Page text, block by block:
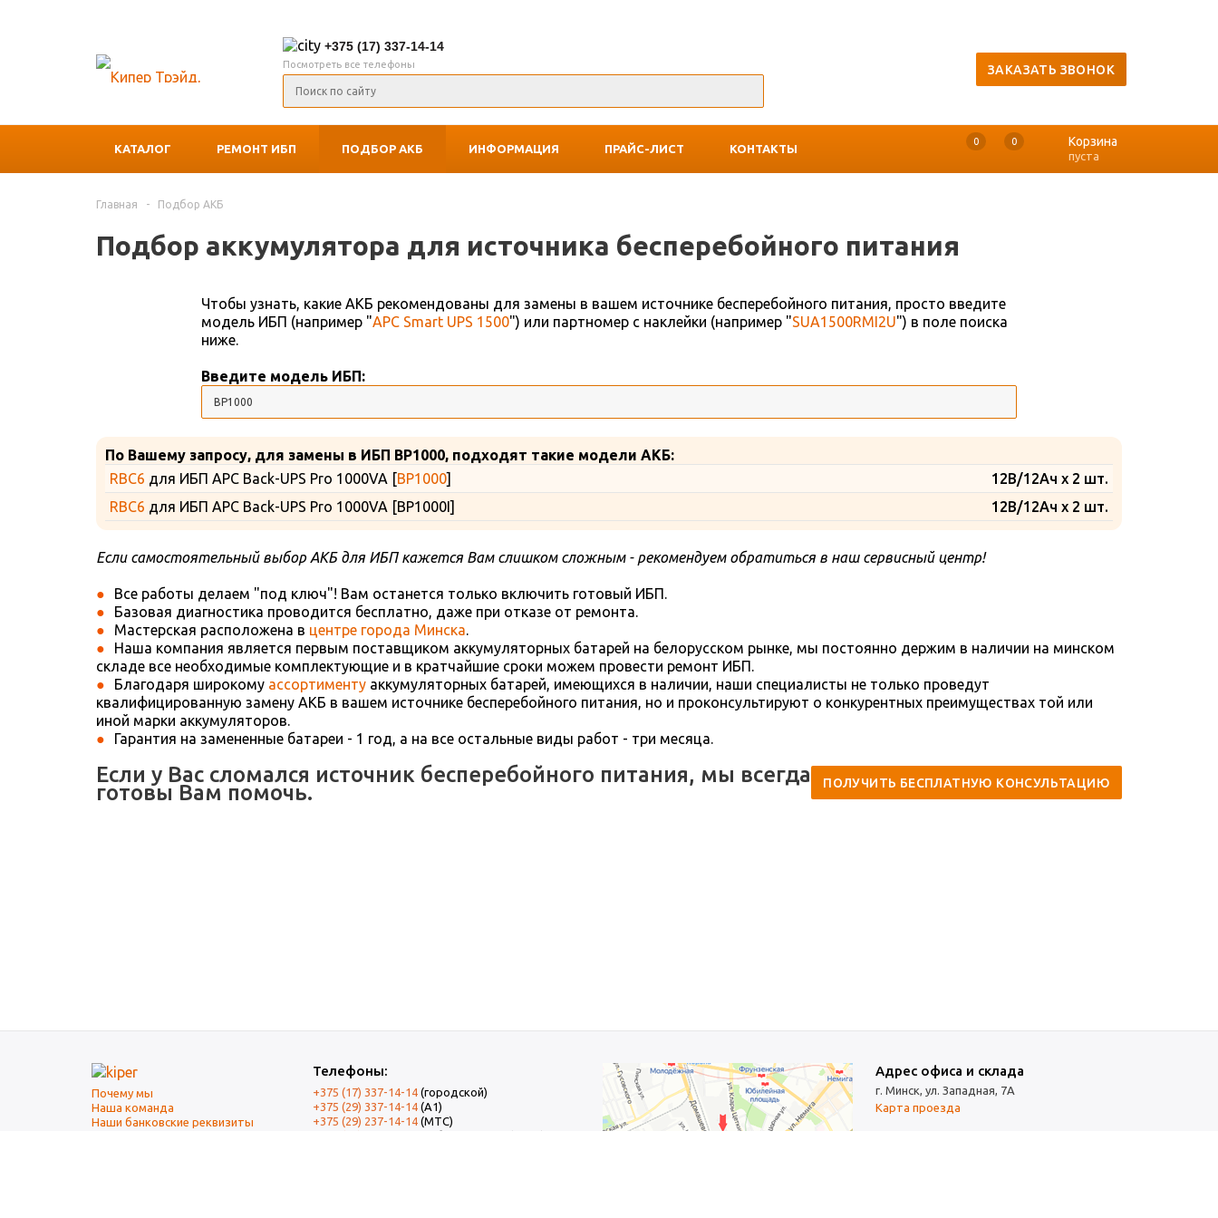
+375 (17) 337-14-14
Посмотреть все телефоны ЗАКАЗАТЬ ЗВОНОК
КАТАЛОГ РЕМОНТ ИБП ПОДБОР АКБ ИНФОРМАЦИЯ ПРАЙС-ЛИСТ КОНТАКТЫ
0 0 Корзина
пуста
Главная - Подбор АКБ
Подбор аккумулятора для источника беcперебойного питания
Чтобы узнать, какие АКБ рекомендованы для замены в вашем источнике бесперебойного питания, просто введите
модель ИБП (например "APC Smart UPS 1500") или партномер с наклейки (например "SUA1500RMI2U") в поле поиска
ниже.
Введите модель ИБП:
По Вашему запросу, для замены в ИБП BP1000, подходят такие модели АКБ:
12В/12Ач x 2 шт.
RBC6 для ИБП APC Back-UPS Pro 1000VA [BP1000]
12В/12Ач x 2 шт.
RBC6 для ИБП APC Back-UPS Pro 1000VA [BP1000I]
Если самостоятельный выбор АКБ для ИБП кажется Вам слишком сложным - рекомендуем обратиться в наш сервисный центр!
Все работы делаем "под ключ"! Вам останется только включить готовый ИБП.
Базовая диагностика проводится бесплатно, даже при отказе от ремонта.
Мастерская расположена в центре города Минска.
Наша компания является первым поставщиком аккумуляторных батарей на белорусском рынке, мы постоянно держим в наличии на минском
складе все необходимые комплектующие и в кратчайшие сроки можем провести ремонт ИБП.
Благодаря широкому ассортименту аккумуляторных батарей, имеющихся в наличии, наши специалисты не только проведут
квалифицированную замену АКБ в вашем источнике бесперебойного питания, но и проконсультируют о конкурентных преимуществах той или
иной марки аккумуляторов.
Гарантия на замененные батареи - 1 год, а на все остальные виды работ - три месяца.
ПОЛУЧИТЬ БЕСПЛАТНУЮ КОНСУЛЬТАЦИЮ
Если у Вас сломался источник бесперебойного питания, мы всегда
готовы Вам помочь.
Почему мы
Наша команда
Наши банковские реквизиты
Телефоны:
+375 (17) 337-14-14 (городской)
+375 (29) 337-14-14 (А1)
+375 (29) 237-14-14 (МТС)
Адрес офиса и склада
г. Минск, ул. Западная, 7А
Карта проезда